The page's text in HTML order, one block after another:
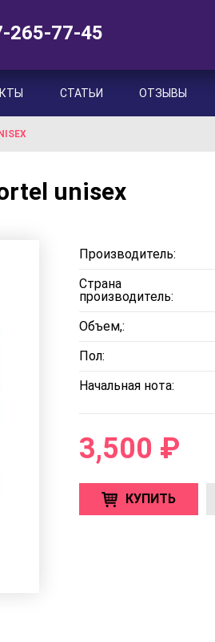
265-77-45
СТАТЬИ ОТЗЫВЫ
unisex
Производитель:
Страна
производитель:
Объем,:
Пол:
Начальная нота:
3,500 ₽
КУПИТЬ